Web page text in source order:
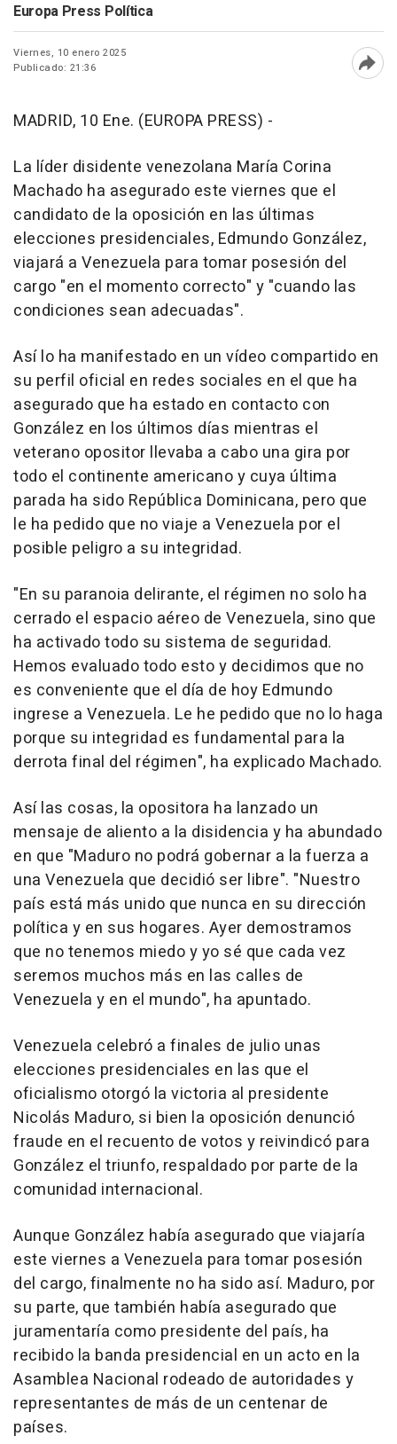
Europa Press Política
Viernes, 10 enero 2025
Publicado: 21:36
MADRID, 10 Ene. (EUROPA PRESS) -
La líder disidente venezolana María Corina
Machado ha asegurado este viernes que el
candidato de la oposición en las últimas
elecciones presidenciales, Edmundo González,
viajará a Venezuela para tomar posesión del
cargo "en el momento correcto" y "cuando las
condiciones sean adecuadas".
Así lo ha manifestado en un vídeo compartido en
su perfil oficial en redes sociales en el que ha
asegurado que ha estado en contacto con
González en los últimos días mientras el
veterano opositor llevaba a cabo una gira por
todo el continente americano y cuya última
parada ha sido República Dominicana, pero que
le ha pedido que no viaje a Venezuela por el
posible peligro a su integridad.
"En su paranoia delirante, el régimen no solo ha
cerrado el espacio aéreo de Venezuela, sino que
ha activado todo su sistema de seguridad.
Hemos evaluado todo esto y decidimos que no
es conveniente que el día de hoy Edmundo
ingrese a Venezuela. Le he pedido que no lo haga
porque su integridad es fundamental para la
derrota final del régimen", ha explicado Machado.
Así las cosas, la opositora ha lanzado un
mensaje de aliento a la disidencia y ha abundado
en que "Maduro no podrá gobernar a la fuerza a
una Venezuela que decidió ser libre". "Nuestro
país está más unido que nunca en su dirección
política y en sus hogares. Ayer demostramos
que no tenemos miedo y yo sé que cada vez
seremos muchos más en las calles de
Venezuela y en el mundo", ha apuntado.
Venezuela celebró a finales de julio unas
elecciones presidenciales en las que el
oficialismo otorgó la victoria al presidente
Nicolás Maduro, si bien la oposición denunció
fraude en el recuento de votos y reivindicó para
González el triunfo, respaldado por parte de la
comunidad internacional.
Aunque González había asegurado que viajaría
este viernes a Venezuela para tomar posesión
del cargo, finalmente no ha sido así. Maduro, por
su parte, que también había asegurado que
juramentaría como presidente del país, ha
recibido la banda presidencial en un acto en la
Asamblea Nacional rodeado de autoridades y
representantes de más de un centenar de
países.